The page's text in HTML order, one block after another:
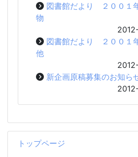
トップページ
図書館だより ２００１
物
図書館だより ２００１
他
新企画原稿募集のお知ら